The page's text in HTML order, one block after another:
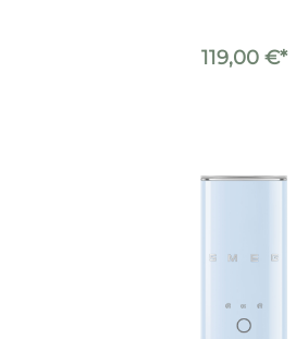
119,00 €*